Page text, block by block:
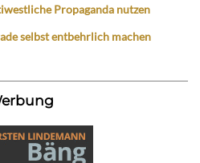
Propaganda nutzen
selbst entbehrlich machen